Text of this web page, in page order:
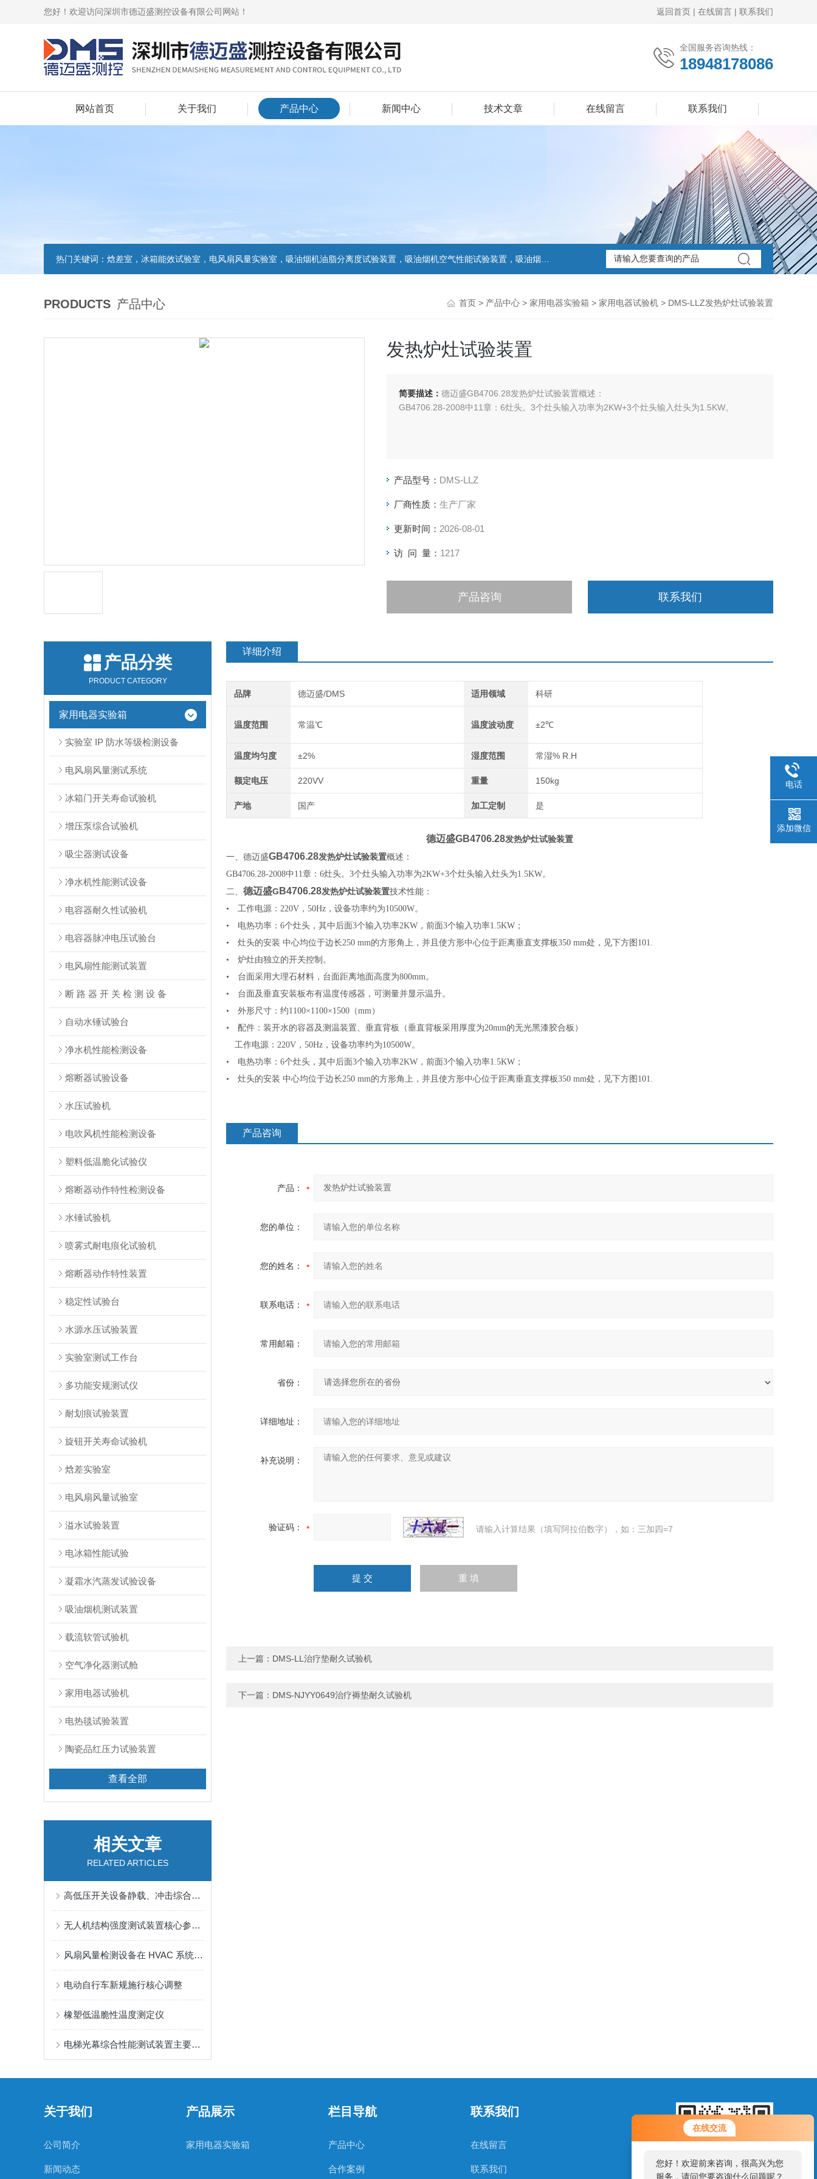
在线交流
您好！欢迎前来咨询，很高兴为您
服务，请问您要咨询什么问题呢？
您好，看您停留很久了，是否找到
您好！欢迎访问深圳市德迈盛测控设备有限公司网站！ 返回首页 | 在线留言 | 联系我们
全国服务咨询热线：
18948178086
网站首页 关于我们 产品中心 新闻中心 技术文章 在线留言 联系我们
热门关键词： 焓差室，冰箱能效试验室，电风扇风量实验室，吸油烟机油脂分离度试验装置，吸油烟机空气性能试验装置，吸油烟机气味降低度试验装置，电池挤压试验机，电池短路试验机,电池重物冲击试验机,电池自由跌落试验机,电池燃烧试验机,电池洗涤试验机,电池挤压试验机
PRODUCTS 产品中心 首页 > 产品中心 > 家用电器实验箱 > 家用电器试验机 > DMS-LLZ发热炉灶试验装置
发热炉灶试验装置
简要描述： 德迈盛GB4706.28发热炉灶试验装置概述：
GB4706.28-2008中11章：6灶头。3个灶头输入功率为2KW+3个灶头输入灶头为1.5KW。
产品型号： DMS-LLZ
厂商性质： 生产厂家
更新时间： 2026-08-01
访 问 量： 1217
产品咨询 联系我们
产品分类
PRODUCT CATEGORY
家用电器实验箱
实验室 IP 防水等级检测设备
电风扇风量测试系统
冰箱门开关寿命试验机
增压泵综合试验机
吸尘器测试设备
净水机性能测试设备
电容器耐久性试验机
电容器脉冲电压试验台
电风扇性能测试装置
断 路 器 开 关 检 测 设 备
自动水锤试验台
净水机性能检测设备
熔断器试验设备
水压试验机
电吹风机性能检测设备
塑料低温脆化试验仪
熔断器动作特性检测设备
水锤试验机
喷雾式耐电痕化试验机
熔断器动作特性装置
稳定性试验台
水源水压试验装置
实验室测试工作台
多功能安规测试仪
耐划痕试验装置
旋钮开关寿命试验机
焓差实验室
电风扇风量试验室
溢水试验装置
电冰箱性能试验
凝霜水汽蒸发试验设备
吸油烟机测试装置
载流软管试验机
空气净化器测试舱
家用电器试验机
电热毯试验装置
陶瓷品红压力试验装置
查看全部
相关文章
RELATED ARTICLES
高低压开关设备静载、冲击综合试验台
无人机结构强度测试装置核心参数分享
风扇风量检测设备在 HVAC 系统中的应用
电动自行车新规施行核心调整
橡塑低温脆性温度测定仪
电梯光幕综合性能测试装置主要检测那些？
详细介绍
品牌 德迈盛/DMS 适用领域 科研
温度范围 常温℃ 温度波动度 ±2℃
温度均匀度 ±2% 湿度范围 常湿% R.H
额定电压 220VV 重量 150kg
产地 国产 加工定制 是
德迈盛GB4706.28发热炉灶试验装置
一、德迈盛GB4706.28发热炉灶试验装置概述：
GB4706.28-2008中11章：6灶头。3个灶头输入功率为2KW+3个灶头输入灶头为1.5KW。
二、 德迈盛G B4706.28发热炉灶试验装置技术性能：
• 工作电源：220V，50Hz，设备功率约为10500W。
• 电热功率：6个灶头，其中后面3个输入功率2KW，前面3个输入功率1.5KW；
• 灶头的安装 中心均位于边长250 mm的方形角上，并且使方形中心位于距离垂直支撑板350 mm处，见下方图101.
• 炉灶由独立的开关控制。
• 台面采用大理石材料，台面距离地面高度为800mm。
• 台面及垂直安装板布有温度传感器，可测量并显示温升。
• 外形尺寸：约1100×1100×1500（mm）
• 配件：装开水的容器及测温装置、垂直背板（垂直背板采用厚度为20mm的无光黑漆胶合板）
工作电源：220V，50Hz，设备功率约为10500W。
• 电热功率：6个灶头，其中后面3个输入功率2KW，前面3个输入功率1.5KW；
• 灶头的安装 中心均位于边长250 mm的方形角上，并且使方形中心位于距离垂直支撑板350 mm处，见下方图101.
产品咨询
产品：
您的单位：
您的姓名：
联系电话：
常用邮箱：
省份：
详细地址：
补充说明：
验证码： 请输入计算结果（填写阿拉伯数字），如：三加四=7
上一篇： DMS-LL治疗垫耐久试验机
下一篇： DMS-NJYY0649治疗褥垫耐久试验机
关于我们
公司简介
新闻动态
产品展示
家用电器实验箱
栏目导航
产品中心
合作案例
联系我们
在线留言
联系我们
电话
添加微信